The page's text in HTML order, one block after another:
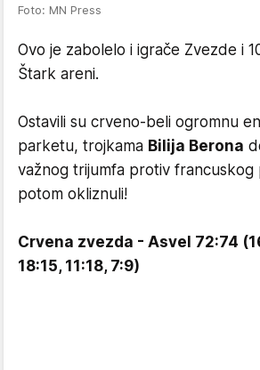
Foto: MN Press
Ovo je zabolelo i igrače Zvezde i
Štark areni.
Ostavili su crveno-beli ogromnu
parketu, trojkama Bilija Berona
važnog trijumfa protiv francuskog
potom okliznuli!
Crvena zvezda - Asvel 72:74
18:15, 11:18, 7:9)